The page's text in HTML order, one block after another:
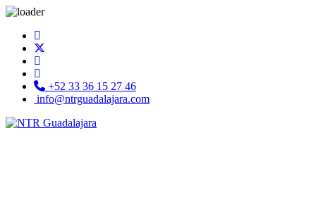
+52 33 36 15 27 46
info@ntrguadalajara.com